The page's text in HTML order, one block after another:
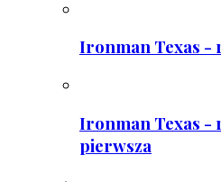
Ironman Texas -
Ironman Texas -
pierwsza